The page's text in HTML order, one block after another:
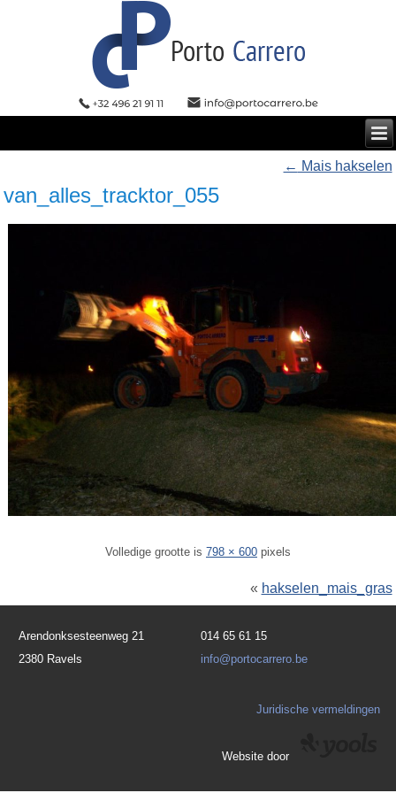
← Mais hakselen
van_alles_tracktor_055
Volledige grootte is 798 × 600 pixels
« hakselen_mais_gras
Arendonksesteenweg 21
014 65 61 15
2380 Ravels
info@portocarrero.be
Juridische vermeldingen
Website door